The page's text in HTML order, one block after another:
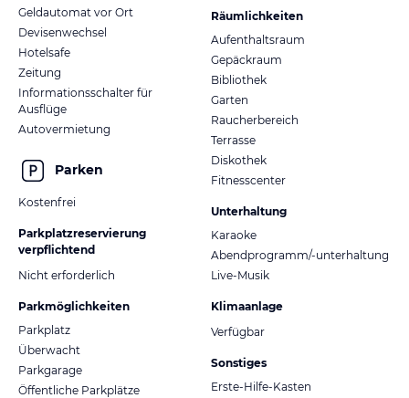
Geldautomat vor Ort
Devisenwechsel
Hotelsafe
Zeitung
Informationsschalter für
Ausflüge
Autovermietung
Parken
Kostenfrei
Parkplatzreservierung
verpflichtend
Nicht erforderlich
Parkmöglichkeiten
Parkplatz
Überwacht
Parkgarage
Öffentliche Parkplätze
Räumlichkeiten
Aufenthaltsraum
Gepäckraum
Bibliothek
Garten
Raucherbereich
Terrasse
Diskothek
Fitnesscenter
Unterhaltung
Karaoke
Abendprogramm/-unterhaltung
Live-Musik
Klimaanlage
Verfügbar
Sonstiges
Erste-Hilfe-Kasten